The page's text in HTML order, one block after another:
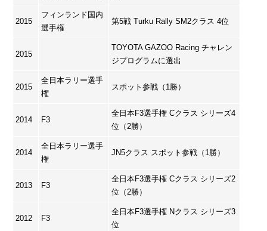
2015
フィンランド国内
選手権
第5戦 Turku Rally SM2クラス 4位
2015
TOYOTA GAZOO Racing チャレン
ジプログラムに選出
2015
全日本ラリー選手
権
スポット参戦（1勝）
2014 F3
全日本F3選手権 Cクラス シリーズ4
位（2勝）
2014
全日本ラリー選手
権
JN5クラス スポット参戦（1勝）
2013 F3
全日本F3選手権 Cクラス シリーズ2
位（2勝）
2012 F3
全日本F3選手権 Nクラス シリーズ3
位